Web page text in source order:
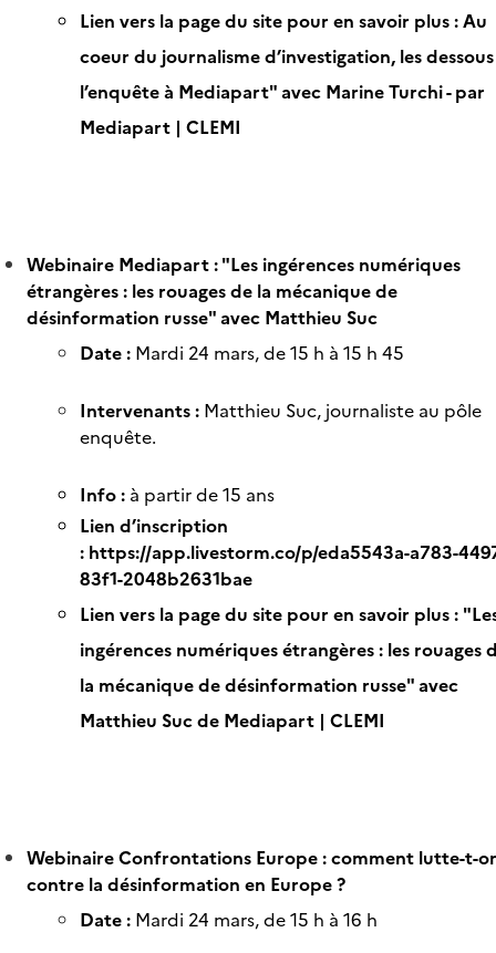
Lien vers la page du site pour en savoir plus :Au
coeur du journalisme d’investigation, les
l’enquête à Mediapart" avec Marine Turchi - par
Mediapart | CLEMI
Webinaire Mediapart : "Les ingérences numériques
étrangères : les rouages de la mécanique de
désinformation russe" avec Matthieu Suc
Date : Mardi 24 mars, de 15 h à 15 h 45
Intervenants : Matthieu Suc, journaliste au pôle
enquête.
Info : à partir de 15 ans
Lien d’inscription
: https://app.livestorm.co/p/eda5543a-a783-
83f1-2048b2631bae
Lien vers la page du site pour en savoir plus :
ingérences numériques étrangères : les rouages
la mécanique de désinformation russe" avec
Matthieu Suc de Mediapart | CLEMI
Webinaire Confrontations Europe : comment lutte-t-
contre la désinformation en Europe ?
Date : Mardi 24 mars, de 15 h à 16 h